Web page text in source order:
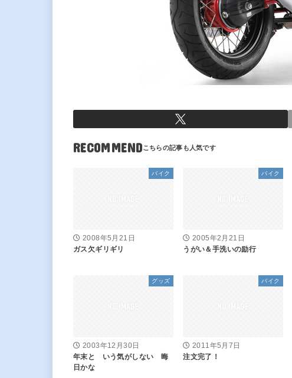
RECOMMEND
バイク
2008年5月21日
ガス欠ギリギリ
バイク
2005年2月21日
うがい＆手洗いの励行
グッズ
2003年12月30日
年末と いう気がしない 晦
日かな
バイク
2011年5月7日
注文完了！